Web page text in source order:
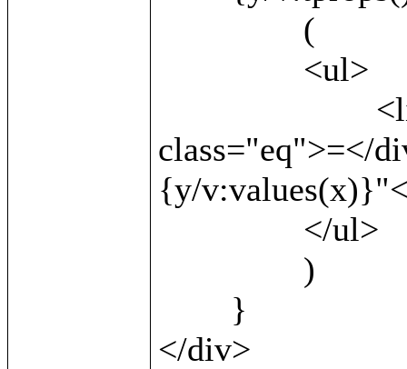
class="eq">=</
{y/
</div>